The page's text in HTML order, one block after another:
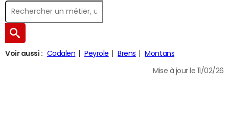
Voir aussi : Cadalen Peyrole Brens Montans
Mise à jour le 11/02/26